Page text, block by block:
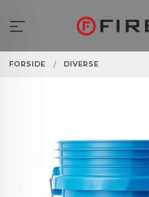
innholdet
FORSIDE DIVERSE